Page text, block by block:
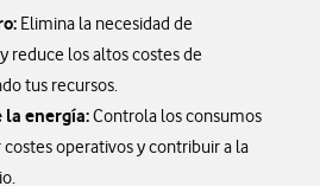
Elimina la necesidad de
reduce los altos costes de
tus recursos.
energía:Controla los consumos
operativos y contribuir a la